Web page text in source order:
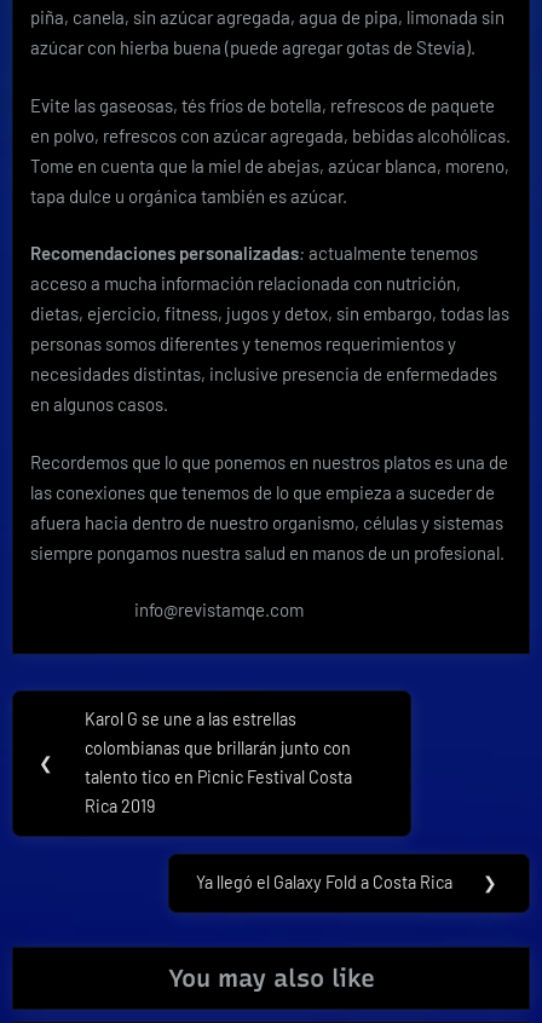
piña, canela, sin azúcar agregada, agua de pipa, limonada sin
azúcar con hierba buena (puede agregar gotas de Stevia).
Evite las gaseosas, tés fríos de botella, refrescos de paquete
en polvo, refrescos con azúcar agregada, bebidas alcohólicas.
Tome en cuenta que la miel de abejas, azúcar blanca, moreno,
tapa dulce u orgánica también es azúcar.
Recomendaciones personalizadas: actualmente tenemos
acceso a mucha información relacionada con nutrición,
dietas, ejercicio, fitness, jugos y detox, sin embargo, todas las
personas somos diferentes y tenemos requerimientos y
necesidades distintas, inclusive presencia de enfermedades
en algunos casos.
Recordemos que lo que ponemos en nuestros platos es una de
las conexiones que tenemos de lo que empieza a suceder de
afuera hacia dentro de nuestro organismo, células y sistemas
siempre pongamos nuestra salud en manos de un profesional.
info@revistamqe.com
Navegación
de
entradas
❮
Previous
Post:
Karol G se une a las estrellas
colombianas que brillarán junto con
talento tico en Picnic Festival Costa
Rica 2019
Next
Ya llegó el Galaxy Fold a Costa Rica ❯
You may also like